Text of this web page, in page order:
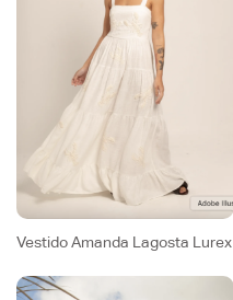
Vestido Amanda Lagosta Lurex